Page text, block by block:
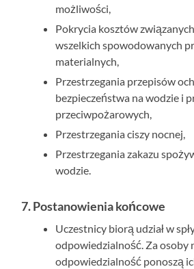
możliwości,
Pokrycia kosztów
wszelkich spowodowanych
materialnych,
Przestrzegania przepisów
bezpieczeństwa na wodzie i
przeciwpożarowych,
Przestrzegania ciszy nocnej,
Przestrzegania zakazu
wodzie.
7. Postanowienia końcowe
Uczestnicy biorą udział w
odpowiedzialność. Za osoby
odpowiedzialność ponoszą